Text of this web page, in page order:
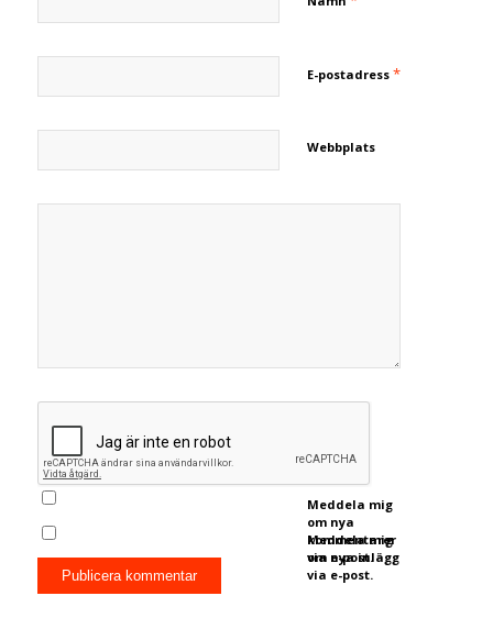
E-postadress *
Webbplats
Meddela mig
om nya
kommentarer
via e-post.
Meddela mig
om nya inlägg
via e-post.